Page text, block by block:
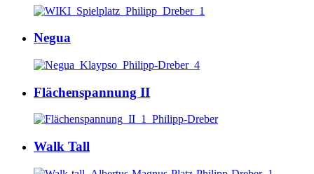
Negua
Flächenspannung II
Walk Tall